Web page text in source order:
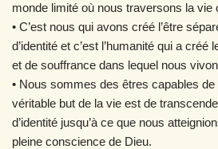
monde limité où nous traversons la vie
• C’est nous qui avons créé l’être
d’identité et c’est l’humanité qui a créé
et de souffrance dans lequel nous
• Nous sommes des êtres capables
véritable but de la vie est de
d’identité jusqu’à ce que nous
pleine conscience de Dieu.